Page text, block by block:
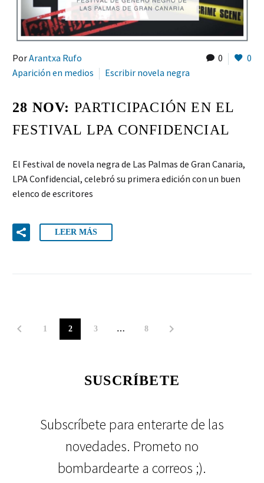
0 0
PorArantxa Rufo
Aparición en medios
Escribir novela negra
28 NOV: PARTICIPACIÓN EN EL
FESTIVAL LPA CONFIDENCIAL
El Festival de novela negra de Las Palmas de Gran Canaria,
LPA Confidencial, celebró su primera edición con un buen
elenco de escritores
LEER MÁS
1 2 3 … 8
SUSCRÍBETE
Subscríbete para enterarte de las
novedades. Prometo no
bombardearte a correos ;).